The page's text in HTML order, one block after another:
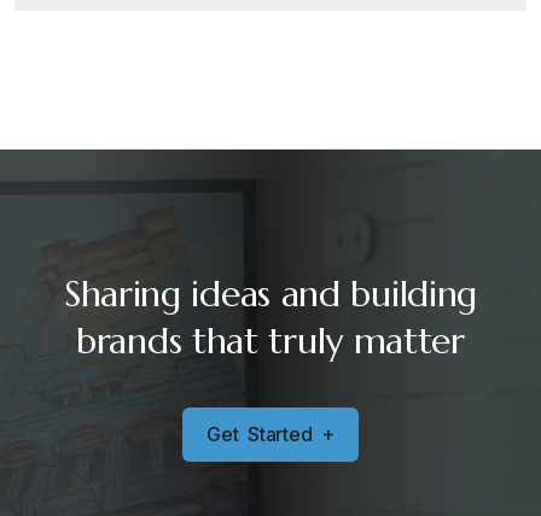
Sharing ideas and building
brands that truly matter
Get Started +